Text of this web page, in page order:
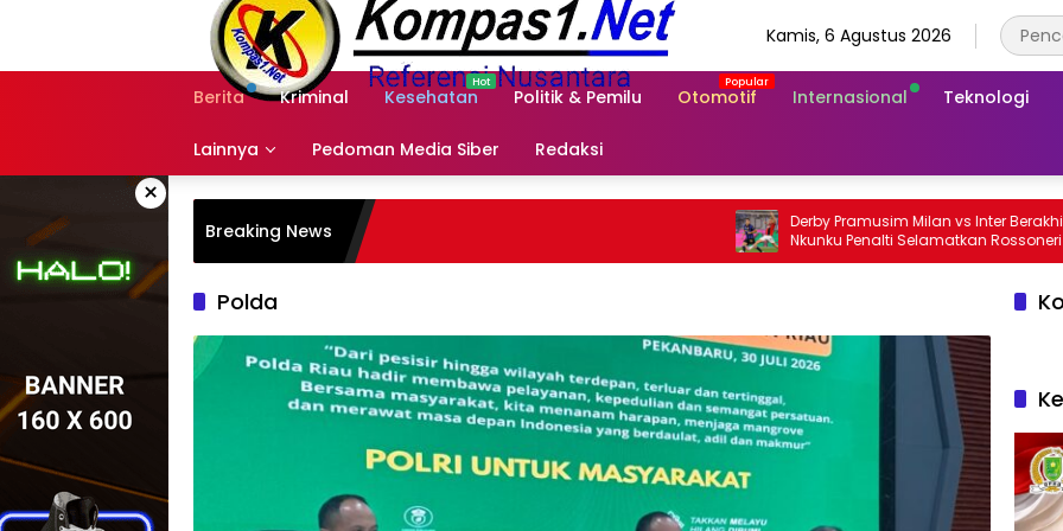
Kamis, 6 Agustus 2026
Berita Kriminal Kesehatan Politik & Pemilu Otomotif Internasional Teknologi
Lainnya Pedoman Media Siber Redaksi
×
Breaking News
Derby Pramusim Milan vs Inter Berakhir 1-1,
Nkunku Penalti Selamatkan Rossoneri
Polda